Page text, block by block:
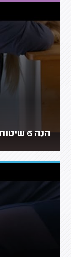
הנה 6 שיטות להקלה על צירים